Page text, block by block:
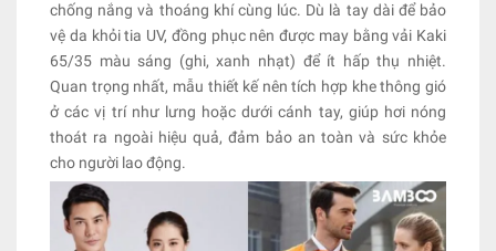
chống nắng và thoáng khí cùng lúc. Dù là tay dài để bảo
vệ da khỏi tia UV, đồng phục nên được may bằng vải Kaki
65/35 màu sáng (ghi, xanh nhạt) để ít hấp thụ nhiệt.
Quan trọng nhất, mẫu thiết kế nên tích hợp khe thông gió
ở các vị trí như lưng hoặc dưới cánh tay, giúp hơi nóng
thoát ra ngoài hiệu quả, đảm bảo an toàn và sức khỏe
cho người lao động.